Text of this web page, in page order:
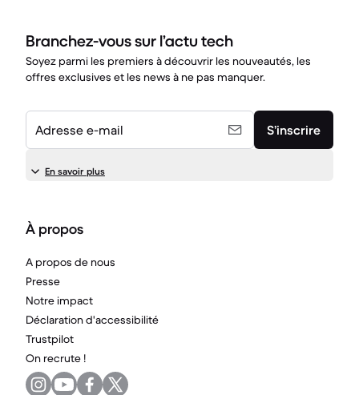
Branchez-vous sur l’actu tech
Soyez parmi les premiers à découvrir les nouveautés, les
offres exclusives et les news à ne pas manquer.
Adresse e-mail S’inscrire
En savoir plus
À propos
A propos de nous
Presse
Notre impact
Déclaration d'accessibilité
Trustpilot
On recrute !